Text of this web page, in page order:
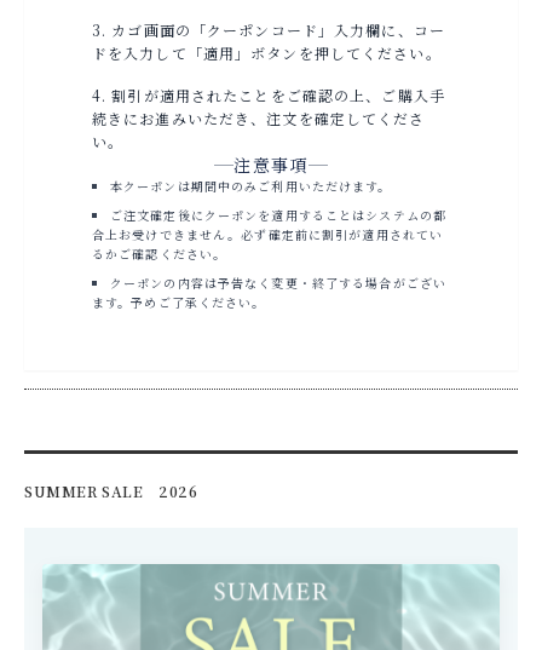
カゴ画面の「クーポンコード」入力欄に、コー
ドを入力して「適用」ボタンを押してください。
割引が適用されたことをご確認の上、ご購入手
続きにお進みいただき、注文を確定してくださ
い。
注意事項
本クーポンは期間中のみご利用いただけます。
ご注文確定後にクーポンを適用することはシステムの都
合上お受けできません。必ず確定前に割引が適用されてい
るかご確認ください。
クーポンの内容は予告なく変更・終了する場合がござい
ます。予めご了承ください。
SUMMER SALE 2026